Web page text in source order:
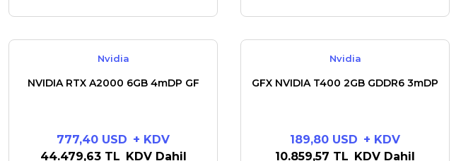
Nvidia
NVIDIA RTX A2000 6GB 4mDP GF
777,40 USD + KDV
44.479,63 TL KDV Dahil
Nvidia
GFX NVIDIA T400 2GB GDDR6 3mDP
189,80 USD + KDV
10.859,57 TL KDV Dahil